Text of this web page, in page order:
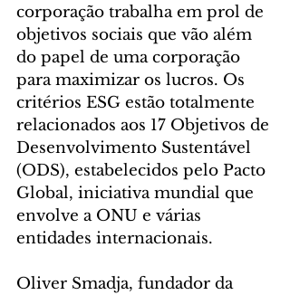
corporação trabalha em prol de
objetivos sociais que vão além
do papel de uma corporação
para maximizar os lucros. Os
critérios ESG estão totalmente
relacionados aos 17 Objetivos de
Desenvolvimento Sustentável
(ODS), estabelecidos pelo Pacto
Global, iniciativa mundial que
envolve a ONU e várias
entidades internacionais.
Oliver Smadja, fundador da